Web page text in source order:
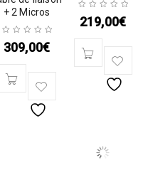
+ 2 Micros
309,00€
219,00€